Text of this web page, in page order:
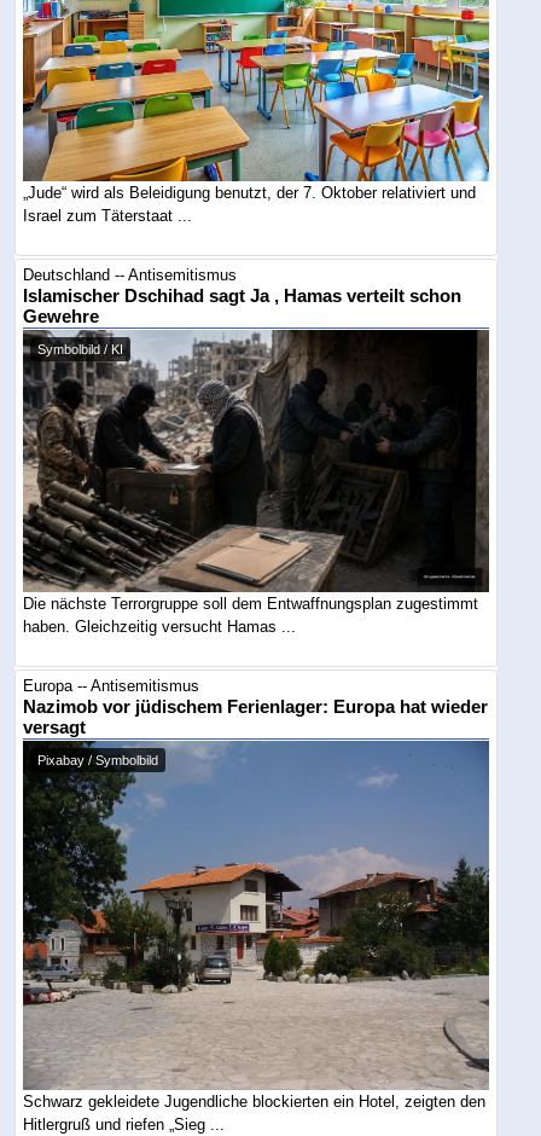
„Jude“ wird als Beleidigung benutzt, der 7. Oktober relativiert und
Israel zum Täterstaat ...
Deutschland -- Antisemitismus
Islamischer Dschihad sagt Ja , Hamas verteilt schon
Gewehre
Symbolbild / KI
Die nächste Terrorgruppe soll dem Entwaffnungsplan zugestimmt
haben. Gleichzeitig versucht Hamas ...
Europa -- Antisemitismus
Nazimob vor jüdischem Ferienlager: Europa hat wieder
versagt
Pixabay / Symbolbild
Schwarz gekleidete Jugendliche blockierten ein Hotel, zeigten den
Hitlergruß und riefen „Sieg ...